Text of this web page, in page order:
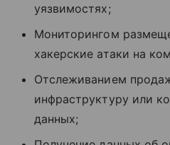
уязвимостях;
Мониторингом
хакерские атаки на
Отслеживанием
инфраструктуру или
данных;